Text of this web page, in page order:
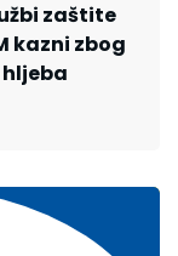
zaštite
kazni zbog